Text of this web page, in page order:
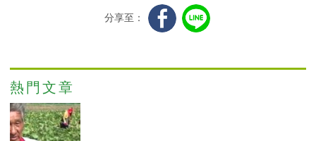
分享至：
熱門文章